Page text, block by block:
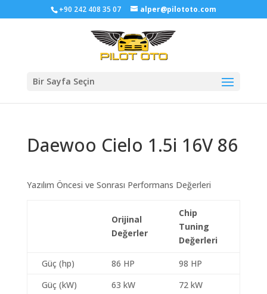
+90 242 408 35 07 alper@pilototo.com
Bir Sayfa Seçin
Daewoo Cielo 1.5i 16V 86
Yazılım Öncesi ve Sonrası Performans Değerleri
Orijinal
Değerler
Chip
Tuning
Değerleri
Güç (hp) 86 HP
98 HP
Güç (kW)
63 kW
72 kW